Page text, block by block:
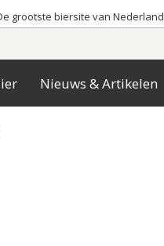
grootste biersite van Nederland
Nieuws & Artikelen